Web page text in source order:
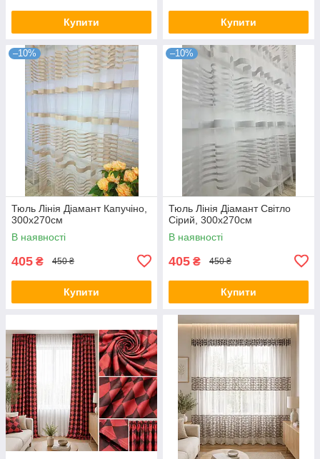
Купити Купити
–10%
Тюль Лінія Діамант Капучіно,
300х270см
В наявності
405 ₴ 450 ₴
Купити
–10%
Тюль Лінія Діамант Світло
Сірий, 300х270см
В наявності
405 ₴ 450 ₴
Купити